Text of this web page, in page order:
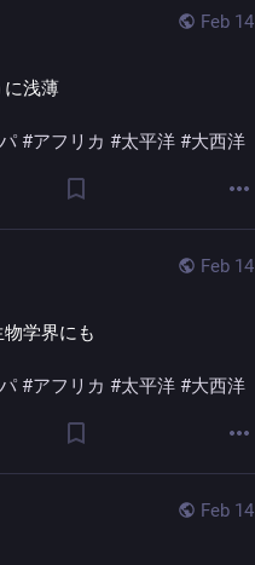
Feb 14
に浅薄
#アフリカ #太平洋 #大西洋
Feb 14
学界にも
#アフリカ #太平洋 #大西洋
Feb 14